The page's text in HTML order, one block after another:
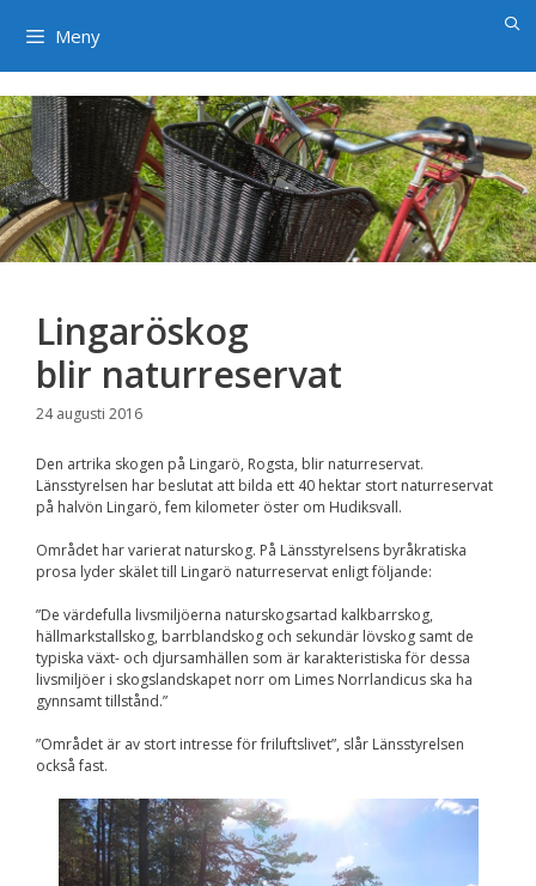
Meny
Lingaröskog
blir naturreservat
24 augusti 2016
Den artrika skogen på Lingarö, Rogsta, blir naturreservat.
Länsstyrelsen har beslutat att bilda ett 40 hektar stort naturreservat
på halvön Lingarö, fem kilometer öster om Hudiksvall.
Området har varierat naturskog. På Länsstyrelsens byråkratiska
prosa lyder skälet till Lingarö naturreservat enligt följande:
”De värdefulla livsmiljöerna naturskogsartad kalkbarrskog,
hällmarkstallskog, barrblandskog och sekundär lövskog samt de
typiska växt- och djursamhällen som är karakteristiska för dessa
livsmiljöer i skogslandskapet norr om Limes Norrlandicus ska ha
gynnsamt tillstånd.”
”Området är av stort intresse för friluftslivet”, slår Länsstyrelsen
också fast.
×
Nödvändiga
Dessa kakor går
bort. De behövs
för att
hemsidan över
huvud taget
förbättra
hemsidans
funktionalitet